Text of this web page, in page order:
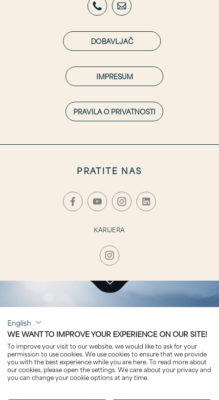
DOBAVLJAČ
IMPRESUM
PRAVILA O PRIVATNOSTI
PRATITE NAS
KARIJERA
SAVARONA
English
WE WANT TO IMPROVE YOUR EXPERIENCE ON OUR SITE!
To improve your visit to our website, we would like to ask for your
permission to use cookies. We use cookies to ensure that we provide
you with the best experience while you are here. To read more about
our cookies, please open the settings. We care about your privacy and
you can change your cookie options at any time.